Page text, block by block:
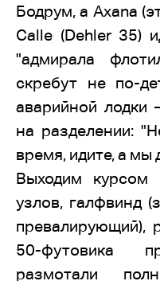
Бодрум, а Axana
Calle (Dehler 35)
"адмирала
скребут не по-
аварийной лодки
на разделении:
время, идите, а мы
Выходим
узлов, галфвинд
превалирующий),
50-футовика
размотали